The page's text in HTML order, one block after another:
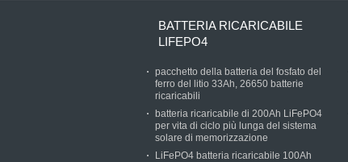
BATTERIA RICARICABILE
LIFEPO4
pacchetto della batteria del fosfato del
ferro del litio 33Ah, 26650 batterie
ricaricabili
batteria ricaricabile di 200Ah LiFePO4
per vita di ciclo più lunga del sistema
solare di memorizzazione
LiFePO4 batteria ricaricabile 100Ah